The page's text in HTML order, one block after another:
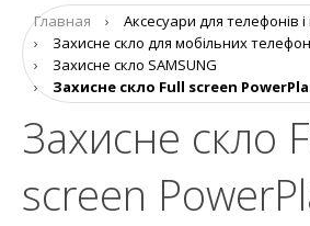
Главная ›
Аксеcуари для телефонів
›
Захисне скло для мобільних
›
Захисне скло SAMSUNG
›
Захисне скло Full screen
Захисне скло
screen